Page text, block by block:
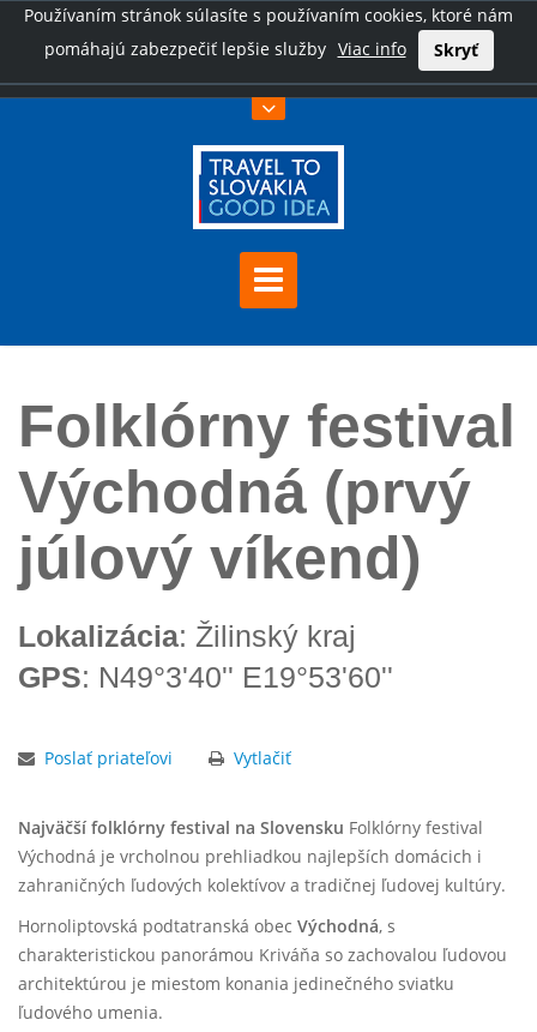
Používaním stránok súlasíte s používaním cookies, ktoré nám
pomáhajú zabezpečiť lepšie služby Viac info Skryť
Folklórny festival Východná (prvý júlový víkend)
Folklórny festival
Východná (prvý
júlový víkend)
Lokalizácia: Žilinský kraj
GPS: N49°3'40'' E19°53'60''
Poslať priateľovi Vytlačiť
Najväčší folklórny festival na Slovensku Folklórny festival
Východná je vrcholnou prehliadkou najlepších domácich i
zahraničných ľudových kolektívov a tradičnej ľudovej kultúry.
Hornoliptovská podtatranská obec Východná, s
charakteristickou panorámou Kriváňa so zachovalou ľudovou
architektúrou je miestom konania jedinečného sviatku
ľudového umenia.